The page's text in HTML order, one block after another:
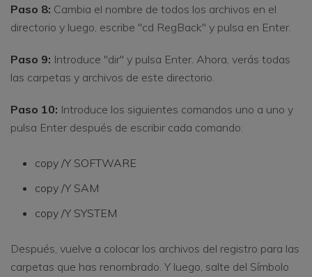
Paso 8: Cambia el nombre de todos los archivos en el
directorio y luego, escribe "cd RegBack" y pulsa en Enter.
Paso 9: Introduce "dir" y pulsa Enter. Ahora, verás todas
las carpetas y archivos de este directorio.
Paso 10: Introduce los siguientes comandos uno a uno y
pulsa Enter después de escribir cada comando:
copy /Y SOFTWARE
copy /Y SAM
copy /Y SYSTEM
Después, vuelve a colocar los archivos del registro para las
carpetas que has renombrado. Y luego, salte del Símbolo